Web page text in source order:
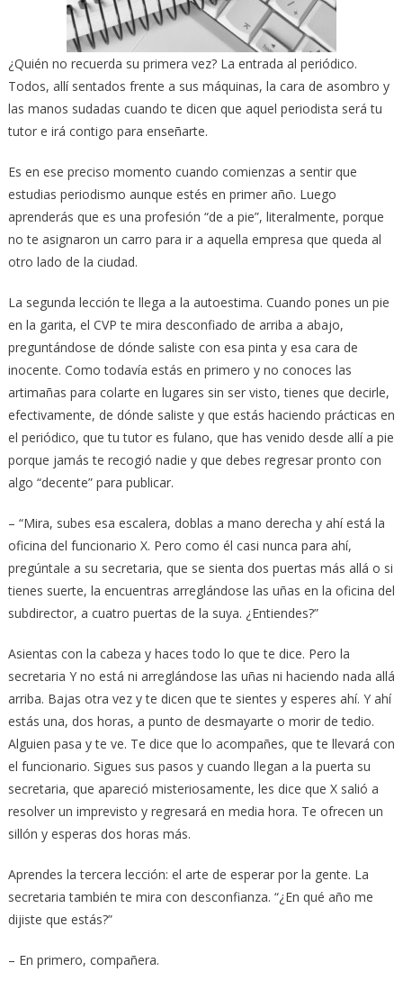
¿Quién no recuerda su primera vez? La entrada al periódico.
Todos, allí sentados frente a sus máquinas, la cara de asombro y
las manos sudadas cuando te dicen que aquel periodista será tu
tutor e irá contigo para enseñarte.
Es en ese preciso momento cuando comienzas a sentir que
estudias periodismo aunque estés en primer año. Luego
aprenderás que es una profesión “de a pie”, literalmente, porque
no te asignaron un carro para ir a aquella empresa que queda al
otro lado de la ciudad.
La segunda lección te llega a la autoestima. Cuando pones un pie
en la garita, el CVP te mira desconfiado de arriba a abajo,
preguntándose de dónde saliste con esa pinta y esa cara de
inocente. Como todavía estás en primero y no conoces las
artimañas para colarte en lugares sin ser visto, tienes que decirle,
efectivamente, de dónde saliste y que estás haciendo prácticas en
el periódico, que tu tutor es fulano, que has venido desde allí a pie
porque jamás te recogió nadie y que debes regresar pronto con
algo “decente” para publicar.
– “Mira, subes esa escalera, doblas a mano derecha y ahí está la
oficina del funcionario X. Pero como él casi nunca para ahí,
pregúntale a su secretaria, que se sienta dos puertas más allá o si
tienes suerte, la encuentras arreglándose las uñas en la oficina del
subdirector, a cuatro puertas de la suya. ¿Entiendes?”
Asientas con la cabeza y haces todo lo que te dice. Pero la
secretaria Y no está ni arreglándose las uñas ni haciendo nada allá
arriba. Bajas otra vez y te dicen que te sientes y esperes ahí. Y ahí
estás una, dos horas, a punto de desmayarte o morir de tedio.
Alguien pasa y te ve. Te dice que lo acompañes, que te llevará con
el funcionario. Sigues sus pasos y cuando llegan a la puerta su
secretaria, que apareció misteriosamente, les dice que X salió a
resolver un imprevisto y regresará en media hora. Te ofrecen un
sillón y esperas dos horas más.
Aprendes la tercera lección: el arte de esperar por la gente. La
secretaria también te mira con desconfianza. “¿En qué año me
dijiste que estás?”
– En primero, compañera.